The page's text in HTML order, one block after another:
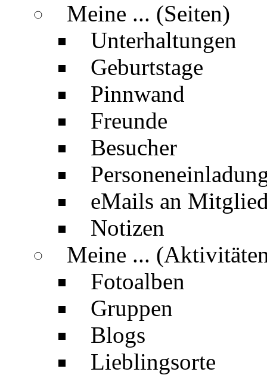
Meine ... (Seiten)
Unterhaltungen
Geburtstage
Pinnwand
Freunde
Besucher
eMails an
Notizen
Meine ...
Fotoalben
Gruppen
Blogs
Lieblingsorte